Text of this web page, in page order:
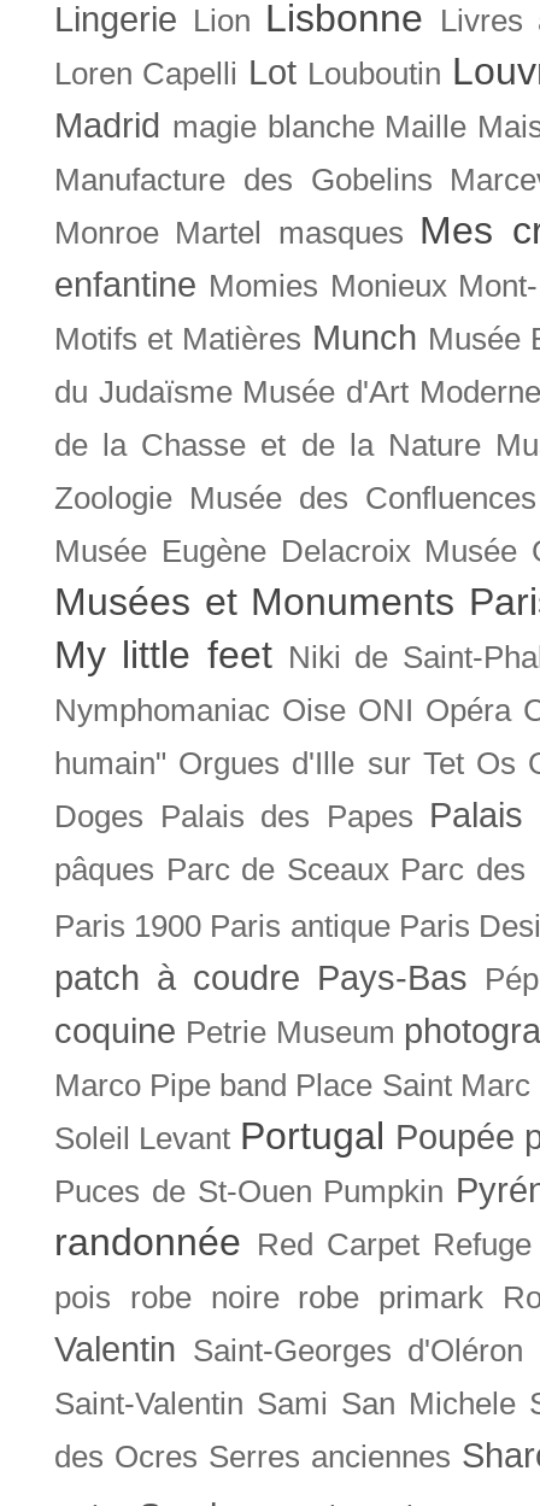
Lingerie Lion Lisbonne
Livres
Loren Capelli Lot Louboutin
Madrid magie blanche Maille
Manufacture des Gobelins
Monroe Martel masques Mes
enfantine Momies Monieux
Motifs et Matières Munch Musée
du Judaïsme Musée d'Art
de la Chasse et de la Nature
Zoologie Musée des Confluences
Musée Eugène Delacroix Musée
Musées et Monuments
My little feet Niki de Saint-
Nymphomaniac Oise ONI Opéra
humain" Orgues d'Ille sur Tet Os
Doges
Palais des Papes Palais
pâques Parc de Sceaux Parc des
Paris 1900 Paris antique Paris
patch à coudre Pays-Bas
coquine Petrie Museum
Marco Pipe band Place Saint Marc
Soleil Levant Portugal Poupée
Puces de St-Ouen Pumpkin
randonnée Red Carpet Refuge
pois
robe noire robe primark
Valentin Saint-Georges d'Oléron
Saint-Valentin Sami San Michele
des Ocres Serres anciennes